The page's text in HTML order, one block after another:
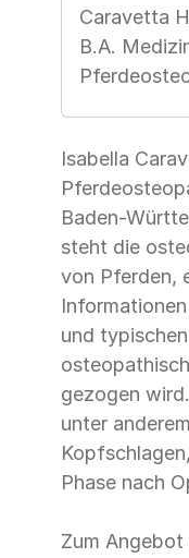
Caravetta
B.A.
Isabella
Baden-
steht die
von Pferden,
und
gezogen
unter
Phase nach
Zum